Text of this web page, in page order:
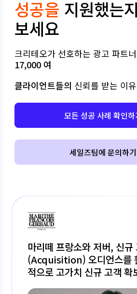
성공을 지원했는
보세요
크리테오가 선호하는 광고 파트
17,000 여
클라이언트들의 신뢰를 받는 이
모든 성공 사례 확인하
세일즈팀에 문의하기
마리떼 프랑소와 저버, 신규
(Acquisition) 오디언스를
적으로 고가치 신규 고객 확